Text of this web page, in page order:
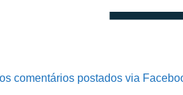
comentários postados via